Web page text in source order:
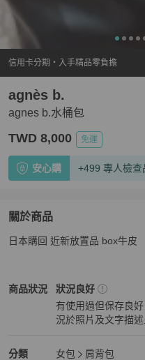
信用卡分期・入手精品零負擔
agnes b.水桶包
agnès b.
TWD 8,000 免運
安心購 +499 專人檢查
關於商品
關於agnes b.水桶包商品詳
日本購回 近新放置品 box牛皮
商品狀況
agnès b.女包商品狀態與細節
狀況良好
有使用過但保存良
況於照片及文字描
分類
agnès b. 女包分類資訊
女包
肩背包